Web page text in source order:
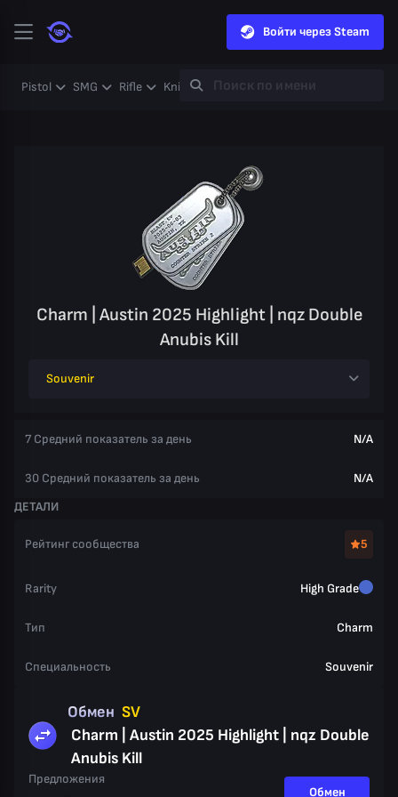
Войти через Steam
Pistol SMG Rifle Knife Gloves Heavy
Charm | Austin 2025 Highlight | nqz Double
Anubis Kill
Souvenir
7 Средний показатель за день N/A
30 Средний показатель за день
N/A
ДЕТАЛИ
Рейтинг сообщества 5
Rarity High Grade
Тип Charm
Специальность Souvenir
Обмен SV
Charm | Austin 2025 Highlight | nqz Double
Anubis Kill
Предложения
Обмен